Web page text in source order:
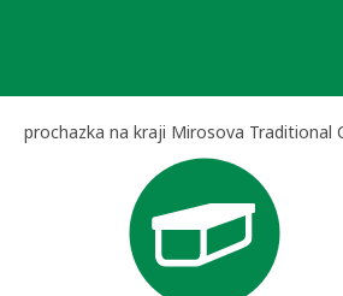
prochazka na kraji Mirosova Traditional